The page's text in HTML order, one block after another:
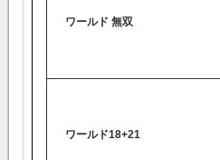
ワールド 無双
ワールド18+21